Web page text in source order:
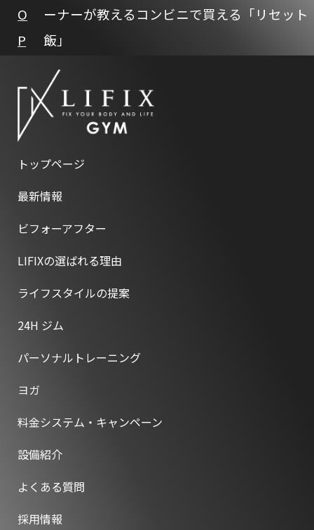
O
P
ーナーが教えるコンビニで買える「リセット
飯」
トップページ
最新情報
ビフォーアフター
LIFIXの選ばれる理由
ライフスタイルの提案
24H ジム
パーソナルトレーニング
ヨガ
料金システム・キャンペーン
設備紹介
よくある質問
採用情報